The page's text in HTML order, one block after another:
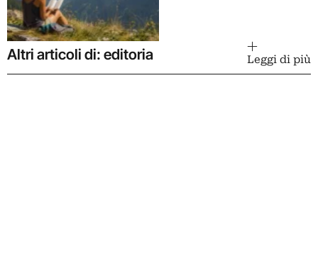
Altri articoli di: editoria Leggi di più